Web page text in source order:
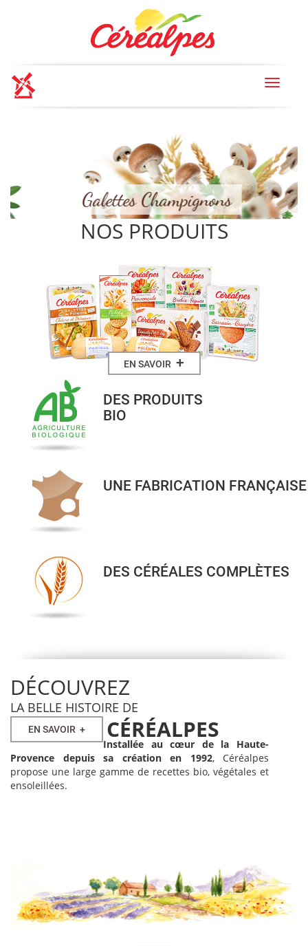
Toggle
Galettes Champignons
NOS PRODUITS
EN SAVOIR +
DES PRODUITS
BIO
UNE FABRICATION FRANÇAISE
DES CÉRÉALES COMPLÈTES
DÉCOUVREZ
LA BELLE HISTOIRE DE
EN SAVOIR + CÉRÉALPES
Installée au cœur de la Haute-
Provence depuis sa création en 1992, Céréalpes
propose une large gamme de recettes bio, végétales et
ensoleillées.